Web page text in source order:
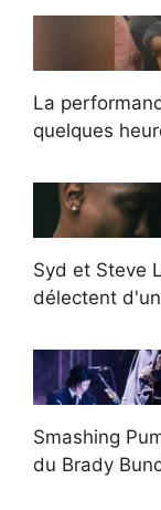
La
quelques
Syd et Steve
délectent
Smashing
du Brady